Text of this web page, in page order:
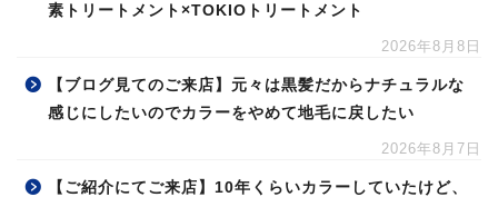
素トリートメント×TOKIOトリートメント
2026年8月8日
【ブログ見てのご来店】元々は黒髪だからナチュラルな
感じにしたいのでカラーをやめて地毛に戻したい
2026年8月7日
【ご紹介にてご来店】10年くらいカラーしていたけど、